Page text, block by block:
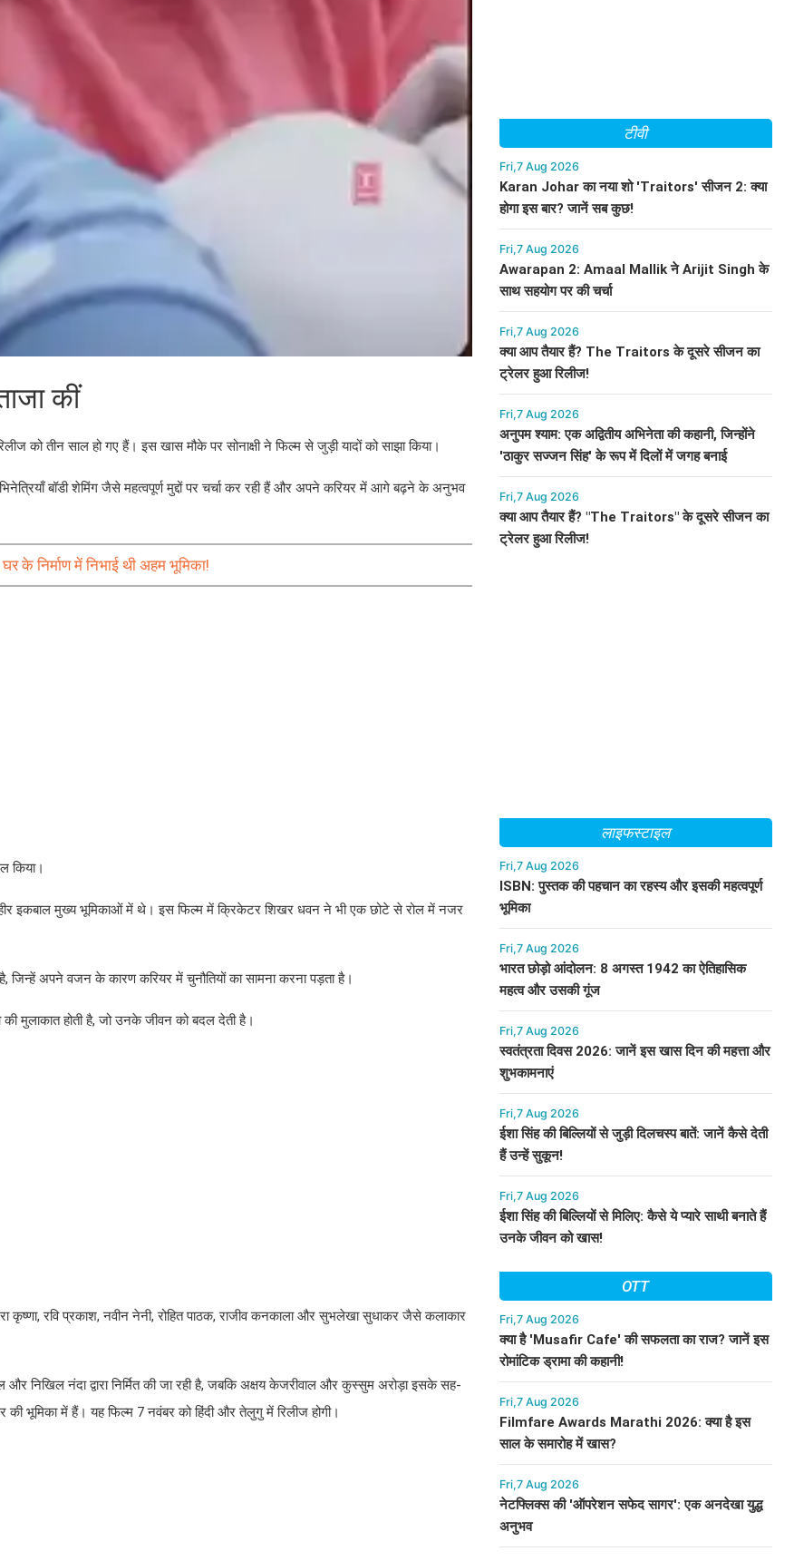
कीं
को तीन साल हो गए हैं। इस खास मौके पर सोनाक्षी ने फिल्म से जुड़ी यादों को साझा किया।
बॉडी शेमिंग जैसे महत्वपूर्ण मुद्दों पर चर्चा कर रही हैं और अपने करियर में आगे बढ़ने के अनुभव
के निर्माण में निभाई थी अहम भूमिका!
किया।
जहीर इकबाल मुख्य भूमिकाओं में थे। इस फिल्म में क्रिकेटर शिखर धवन ने भी एक छोटे से रोल में नजर
है, जिन्हें अपने वजन के कारण करियर में चुनौतियों का सामना करना पड़ता है।
मुलाकात होती है, जो उनके जीवन को बदल देती है।
कृष्णा, रवि प्रकाश, नवीन नेनी, रोहित पाठक, राजीव कनकाला और सुभलेखा सुधाकर जैसे कलाकार
निखिल नंदा द्वारा निर्मित की जा रही है, जबकि अक्षय केजरीवाल और कुस्सुम अरोड़ा इसके सह-
की भूमिका में हैं। यह फिल्म 7 नवंबर को हिंदी और तेलुगु में रिलीज होगी।
टीवी
Fri,7 Aug 2026
Karan Johar का नया शो 'Traitors' सीजन 2: क्या
होगा इस बार? जानें सब कुछ!
Fri,7 Aug 2026
Awarapan 2: Amaal Mallik ने Arijit Singh के
साथ सहयोग पर की चर्चा
Fri,7 Aug 2026
क्या आप तैयार हैं? The Traitors के दूसरे सीजन का
ट्रेलर हुआ रिलीज!
Fri,7 Aug 2026
अनुपम श्याम: एक अद्वितीय अभिनेता की कहानी, जिन्होंने
'ठाकुर सज्जन सिंह' के रूप में दिलों में जगह बनाई
Fri,7 Aug 2026
क्या आप तैयार हैं? "The Traitors" के दूसरे सीजन का
ट्रेलर हुआ रिलीज!
लाइफस्टाइल
Fri,7 Aug 2026
ISBN: पुस्तक की पहचान का रहस्य और इसकी महत्वपूर्ण
भूमिका
Fri,7 Aug 2026
भारत छोड़ो आंदोलन: 8 अगस्त 1942 का ऐतिहासिक
महत्व और उसकी गूंज
Fri,7 Aug 2026
स्वतंत्रता दिवस 2026: जानें इस खास दिन की महत्ता और
शुभकामनाएं
Fri,7 Aug 2026
ईशा सिंह की बिल्लियों से जुड़ी दिलचस्प बातें: जानें कैसे देती
हैं उन्हें सुकून!
Fri,7 Aug 2026
ईशा सिंह की बिल्लियों से मिलिए: कैसे ये प्यारे साथी बनाते हैं
उनके जीवन को खास!
OTT
Fri,7 Aug 2026
क्या है 'Musafir Cafe' की सफलता का राज? जानें इस
रोमांटिक ड्रामा की कहानी!
Fri,7 Aug 2026
Filmfare Awards Marathi 2026: क्या है इस
साल के समारोह में खास?
Fri,7 Aug 2026
नेटफ्लिक्स की 'ऑपरेशन सफेद सागर': एक अनदेखा युद्ध
अनुभव